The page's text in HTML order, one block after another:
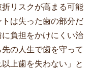
リスクが高まる可能
は失った歯の部分だ
負担をかけにくい治
の人生で歯を守って
上歯を失わない」と